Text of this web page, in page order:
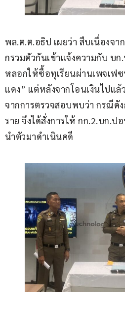
พล.ต.ต.อธิป เผยว่า สืบเนื่องจา
กรวมตัวกันเข้าแจ้งความกับ บ
หลอกให้ซื้อทุเรียนผ่านเพจเฟ
แดง” แต่หลังจากโอนเงินไปแล้
จากการตรวจสอบพบว่า กรณีดั
ราย จึงได้สั่งการให้ กก.2.บก.
นำตัวมาดำเนินคดี